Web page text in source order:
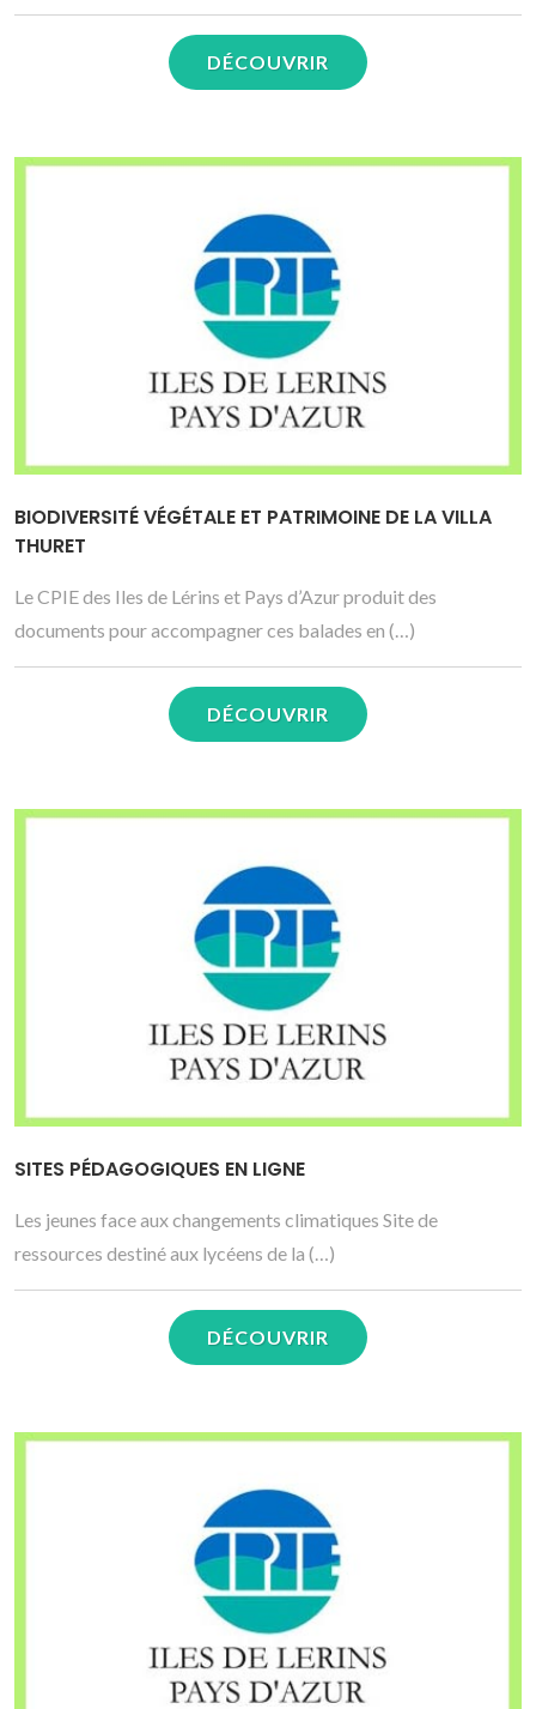
DÉCOUVRIR
BIODIVERSITÉ VÉGÉTALE ET PATRIMOINE DE LA VILLA
THURET
Le CPIE des Iles de Lérins et Pays d’Azur produit des
documents pour accompagner ces balades en (…)
DÉCOUVRIR
SITES PÉDAGOGIQUES EN LIGNE
Les jeunes face aux changements climatiques Site de
ressources destiné aux lycéens de la (…)
DÉCOUVRIR